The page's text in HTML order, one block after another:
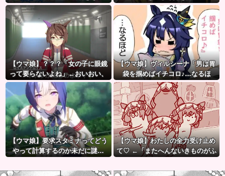
だ？
【ウマ娘】？？？「女の子に眼鏡
って要らないよね」←おいおい、
こいつ●ぬぞ…
【ウマ娘】ヴィルシーナ「男は胃
袋を掴めばイチコロ♪…なるほ
ど。」→ 一方ジェンティルさん
（アカン）
【ウマ娘】要求スタミナってどう
やって計算するのか未だに謎…
【ウマ娘】わたしの全力受け止め
て♡ ←「またへんないきものがふ